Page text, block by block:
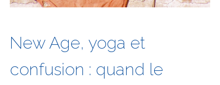
New Age, yoga et
confusion : quand le